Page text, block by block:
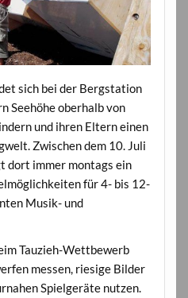
sich bei der Bergstation
Seehöhe oberhalb von
und ihren Eltern einen
Zwischen dem 10. Juli
dort immer montags ein
für 4- bis 12-
Musik- und
Tauzieh-Wettbewerb
messen, riesige Bilder
Spielgeräte nutzen.